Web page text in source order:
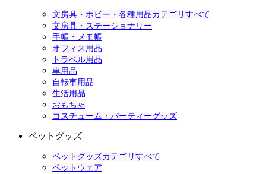
文房具・ホビー・各種用品カテゴリすべて
文房具・ステーショナリー
手帳・メモ帳
オフィス用品
トラベル用品
車用品
自転車用品
生活用品
おもちゃ
コスチューム・パーティーグッズ
ペットグッズ
ペットグッズカテゴリすべて
ペットウェア